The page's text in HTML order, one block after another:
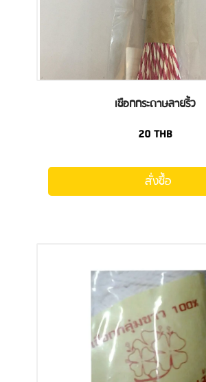
เชือกกระดาษลายริ้ว
20THB
สั่งซื้อ